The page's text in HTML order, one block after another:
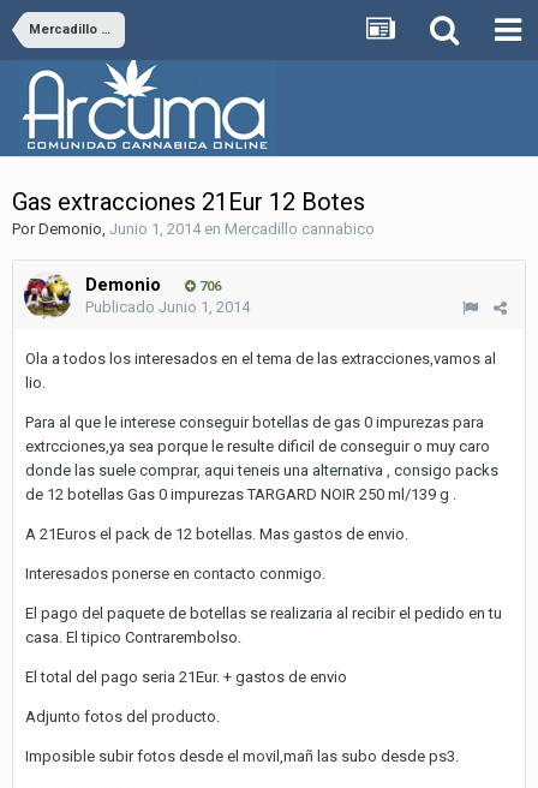
Mercadillo cannabico
Gas extracciones 21Eur 12 Botes
PorDemonio, Junio 1, 2014en Mercadillo cannabico
Demonio 706
Publicado Junio 1, 2014
Ola a todos los interesados en el tema de las extracciones,vamos al
lio.
Para al que le interese conseguir botellas de gas 0 impurezas para
extrcciones,ya sea porque le resulte dificil de conseguir o muy caro
donde las suele comprar, aqui teneis una alternativa , consigo packs
de 12 botellas Gas 0 impurezas TARGARD NOIR 250 ml/139 g .
A 21Euros el pack de 12 botellas. Mas gastos de envio.
Interesados ponerse en contacto conmigo.
El pago del paquete de botellas se realizaria al recibir el pedido en tu
casa. El tipico Contrarembolso.
El total del pago seria 21Eur. + gastos de envio
Adjunto fotos del producto.
Imposible subir fotos desde el movil,mañ las subo desde ps3.